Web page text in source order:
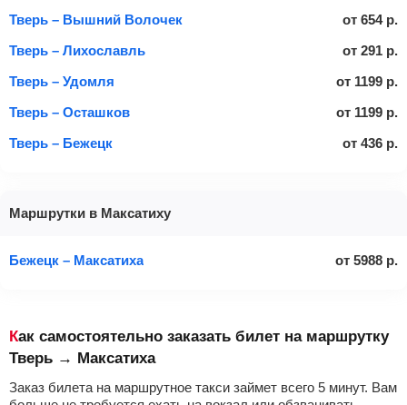
Тверь – Вышний Волочек
от 654 р.
Тверь – Лихославль
от 291 р.
Тверь – Удомля
от 1199 р.
Тверь – Осташков
от 1199 р.
Тверь – Бежецк
от 436 р.
Маршрутки в Максатиху
Бежецк – Максатиха от 5988 р.
Как самостоятельно заказать билет на маршрутку
Тверь → Максатиха
Заказ билета на маршрутное такси займет всего 5 минут. Вам